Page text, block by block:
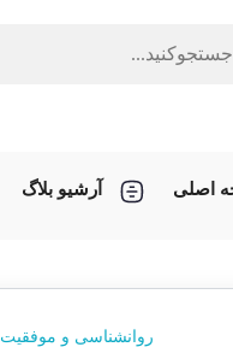
اصلی آرشیو بلاگ
روانشناسی و موفقیت